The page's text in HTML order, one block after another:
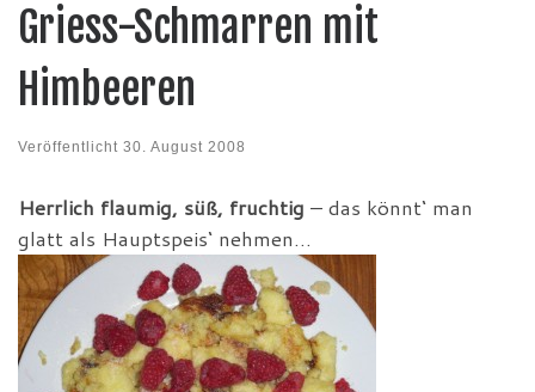
Griess-Schmarren mit
Himbeeren
Veröffentlicht 30. August 2008
Herrlich flaumig, süß, fruchtig – das könnt‘ man
glatt als Hauptspeis‘ nehmen…